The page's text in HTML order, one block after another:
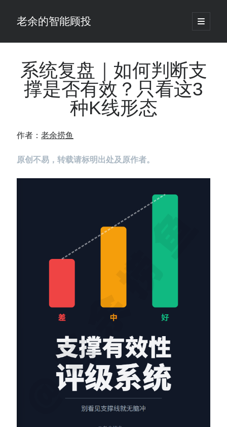
老余的智能顾投
open
primary
Sidebar
最新发表 ：
你的回测曲线越漂亮，我越替你担心：因为历史顺序，正在“倒着”给你
大多数突破交易倒在“收缩阶段”，而这个EA等的是“扩张确认”（附完整源
为什么说每年6月底是罗素2000最干净的套利窗口？
普通人的5个常见投资错误，可能让你多干12年才能退休
怎么把TradingView上的裸指标拆成可回测的交易规则：成交量差值背离
网站备案号：鄂ICP备2024064768号
系统复盘｜如何判断支
撑是否有效？只看这3
种K线形态
作者：老余捞鱼
原创不易，转载请标明出处及原作者。